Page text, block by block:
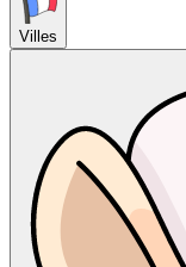
Villes